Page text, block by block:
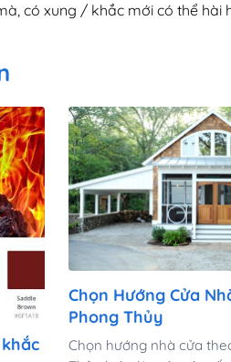
có xung / khắc mới có thể hài
Chọn Hướng Cửa
Phong Thủy
Chọn hướng nhà cửa